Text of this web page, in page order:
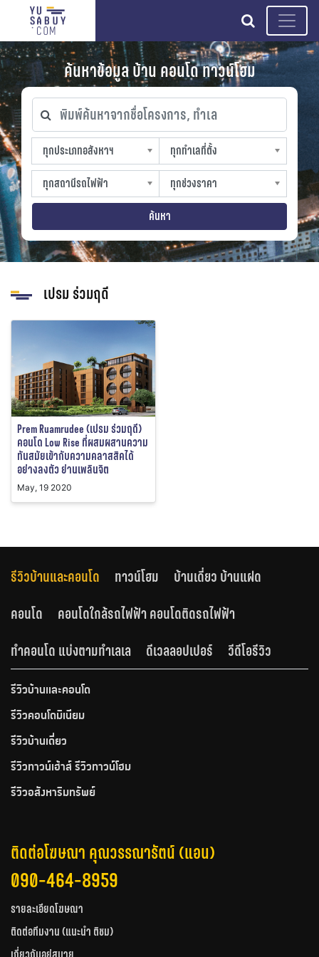
search
ค้นหาข้อมูล บ้าน คอนโด ทาวน์โฮม
พิมพ์ค้นหาจากชื่อโครงการ, ทำเล
ทุกประเภทอสังหาฯ
ทุกประเภทอสังหาฯ
sproperty
ทุกทำเลที่ตั้ง
ทุกทำเลที่ตั้ง
slocation
ทุกสถานีรถไฟฟ้า
ทุกสถานีรถไฟฟ้า
strain-station
ทุกช่วงราคา
ทุกช่วงราคา
sprice
ค้นหา
เปรม ร่วมฤดี
Prem Ruamrudee (เปรม ร่วมฤดี)
คอนโด Low Rise ที่ผสมผสานความ
ทันสมัยเข้ากับความคลาสสิคได้
อย่างลงตัว ย่านเพลินจิต
May, 19 2020
รีวิวบ้านและคอนโด ทาวน์โฮม
บ้านเดี่ยว บ้านแฝด
คอนโด
คอนโดใกล้รถไฟฟ้า คอนโดติดรถไฟฟ้า
ทำคอนโด แบ่งตามทำเลเล
ดีเวลลอปเปอร์ วีดีโอรีวิว
รีวิวบ้านและคอนโด
รีวิวคอนโดมิเนียม
รีวิวบ้านเดี่ยว
รีวิวทาวน์เฮ้าส์ รีวิวทาวน์โฮม
รีวิวอสังหาริมทรัพย์
ติดต่อโฆษณา คุณวรรณารัตน์ (แอน)
090-464-8959
รายละเอียดโฆษณา
ติดต่อทีมงาน (แนะนำ ติชม)